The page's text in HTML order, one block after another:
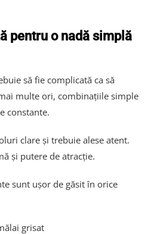
pentru o nadă simplă
să fie complicată ca să
multe ori, combinațiile simple
constante.
clare și trebuie alese atent.
și putere de atracție.
sunt ușor de găsit în orice
grisat